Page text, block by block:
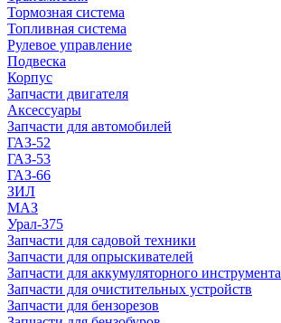
Тормозная система
Топливная система
Рулевое управление
Подвеска
Корпус
Запчасти двигателя
Аксессуары
Запчасти для автомобилей
ГАЗ-52
ГАЗ-53
ГАЗ-66
ЗИЛ
МАЗ
Урал-375
Запчасти для садовой техники
Запчасти для опрыскивателей
Запчасти для аккумуляторного инструмента
Запчасти для очистительных устройств
Запчасти для бензорезов